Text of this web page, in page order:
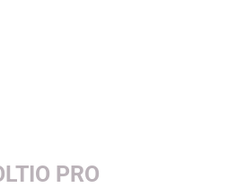
PRO